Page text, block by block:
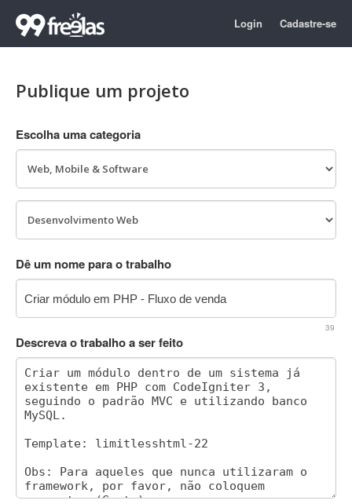
Login Cadastre-se
Publique um projeto
Escolha uma categoria
Dê um nome para o trabalho
39
Descreva o trabalho a ser feito